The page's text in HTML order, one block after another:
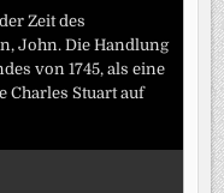
Zeit des
John. Die Handlung
von 1745, als eine
Charles Stuart auf